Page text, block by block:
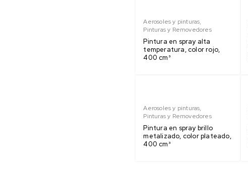
Aerosoles y pinturas,
Pinturas y Removedores
Pintura en spray alta
temperatura, color rojo,
400 cm³
Aerosoles y pinturas,
Pinturas y Removedores
Pintura en spray brillo
metalizado, color plateado,
400 cm³